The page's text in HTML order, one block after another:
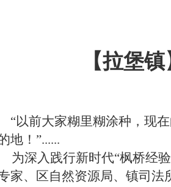
【拉堡
“以前大家糊里糊涂种，现
地！”......
深入践行新时代“枫桥经验
家、区自然资源局、镇司